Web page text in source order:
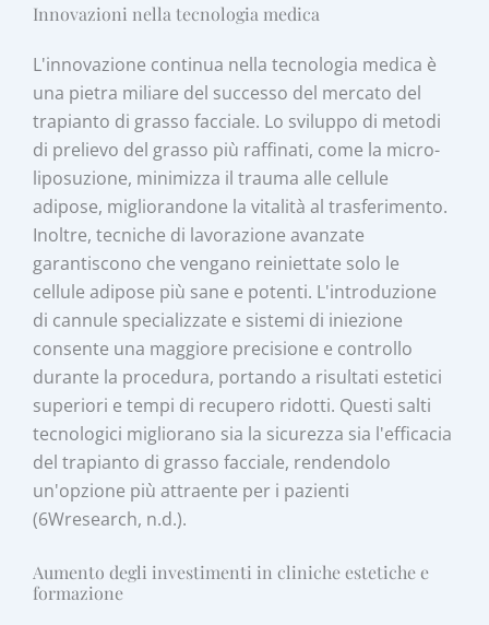
Innovazioni nella tecnologia medica
L'innovazione continua nella tecnologia medica è
una pietra miliare del successo del mercato del
trapianto di grasso facciale. Lo sviluppo di metodi
di prelievo del grasso più raffinati, come la micro-
liposuzione, minimizza il trauma alle cellule
adipose, migliorandone la vitalità al trasferimento.
Inoltre, tecniche di lavorazione avanzate
garantiscono che vengano reiniettate solo le
cellule adipose più sane e potenti. L'introduzione
di cannule specializzate e sistemi di iniezione
consente una maggiore precisione e controllo
durante la procedura, portando a risultati estetici
superiori e tempi di recupero ridotti. Questi salti
tecnologici migliorano sia la sicurezza sia l'efficacia
del trapianto di grasso facciale, rendendolo
un'opzione più attraente per i pazienti
(6Wresearch, n.d.).
Aumento degli investimenti in cliniche estetiche e
formazione